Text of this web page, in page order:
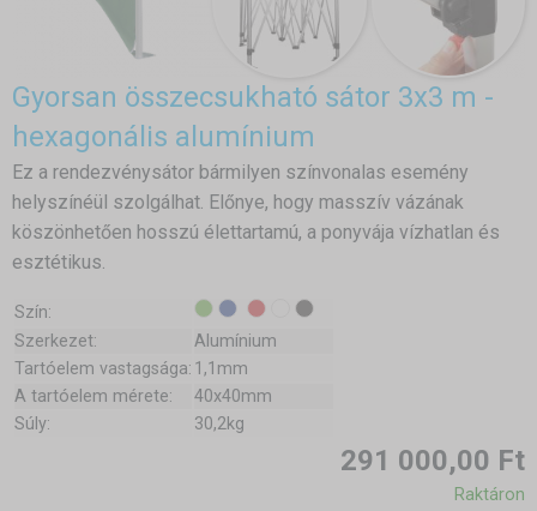
Gyorsan összecsukható sátor 3x3 m -
hexagonális alumínium
Ez a rendezvénysátor bármilyen színvonalas esemény
helyszínéül szolgálhat. Előnye, hogy masszív vázának
köszönhetően hosszú élettartamú, a ponyvája vízhatlan és
esztétikus.
Szín:
Szerkezet:
Alumínium
Tartóelem vastagsága: 1,1mm
A tartóelem mérete:
40x40mm
Súly:
30,2kg
291 000,00 Ft
Raktáron